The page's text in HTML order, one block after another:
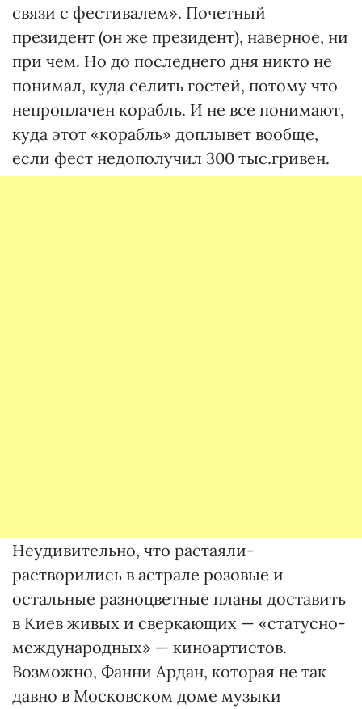
связи с фестивалем». Почетный
президент (он же президент), наверное, ни
при чем. Но до последнего дня никто не
понимал, куда селить гостей, потому что
непроплачен корабль. И не все понимают,
куда этот «корабль» доплывет вообще,
если фест недополучил 300 тыс.гривен.
Неудивительно, что растаяли-
растворились в астрале розовые и
остальные разноцветные планы доставить
в Киев живых и сверкающих — «статусно-
международных» — киноартистов.
Возможно, Фанни Ардан, которая не так
давно в Московском доме музыки